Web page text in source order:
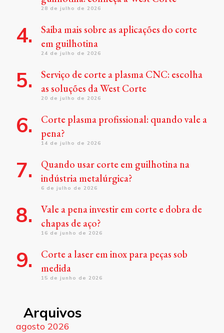
28 de julho de 2026
Saiba mais sobre as aplicações do corte
em guilhotina
24 de julho de 2026
Serviço de corte a plasma CNC: escolha
as soluções da West Corte
20 de julho de 2026
Corte plasma profissional: quando vale a
pena?
14 de julho de 2026
Quando usar corte em guilhotina na
indústria metalúrgica?
6 de julho de 2026
Vale a pena investir em corte e dobra de
chapas de aço?
16 de junho de 2026
Corte a laser em inox para peças sob
medida
15 de junho de 2026
Arquivos
agosto 2026